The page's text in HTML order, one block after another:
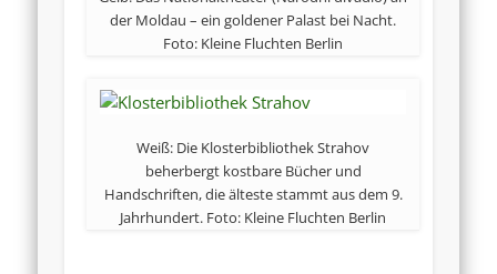
der Moldau – ein goldener Palast bei Nacht.
Foto: Kleine Fluchten Berlin
Weiß: Die Klosterbibliothek Strahov
beherbergt kostbare Bücher und
Handschriften, die älteste stammt aus dem 9.
Jahrhundert. Foto: Kleine Fluchten Berlin